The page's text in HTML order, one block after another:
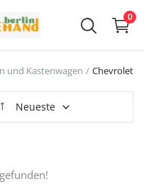
0
und Kastenwagen Chevrolet
Neueste